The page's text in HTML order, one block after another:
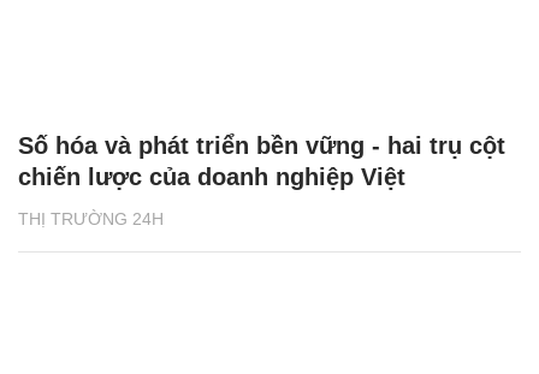
THỊ TRƯỜNG 24H
Số hóa và phát triển bền vững - hai trụ cột
chiến lược của doanh nghiệp Việt